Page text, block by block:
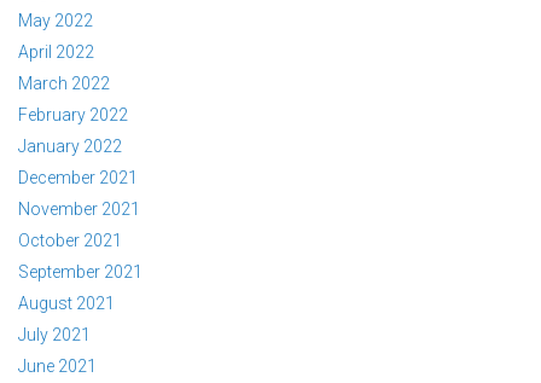
May 2022
April 2022
March 2022
February 2022
January 2022
December 2021
November 2021
October 2021
September 2021
August 2021
July 2021
June 2021